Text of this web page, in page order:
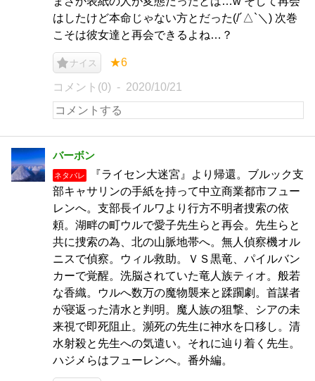
はしたけど本命じゃない方とだった(/´△`＼) 次巻
こそは彼女達と再会できるよね…？
ナイス ★6
コメント(0) 2020/10/21
バーボン
ネタバレ
『ライセン大迷宮』より帰還。ブルック支
部キャサリンの手紙を持って中立商業都市フュー
レンへ。支部長イルワより行方不明者捜索の依
頼。湖畔の町ウルで愛子先生らと再会。先生らと
共に捜索の為、北の山脈地帯へ。無人偵察機オル
ニスで偵察。ウィル救助。ＶＳ黒竜、パイルバン
カーで覚醒。洗脳されていた竜人族ティオ。般若
な香織。ウルへ数万の魔物襲来と蹂躙劇。首謀者
が寝返った清水と判明。魔人族の狙撃、シアの未
来視で即死阻止。瀕死の先生に神水を口移し。清
水射殺と先生への気遣い。それに辿り着く先生。
ハジメらはフューレンへ。番外編。